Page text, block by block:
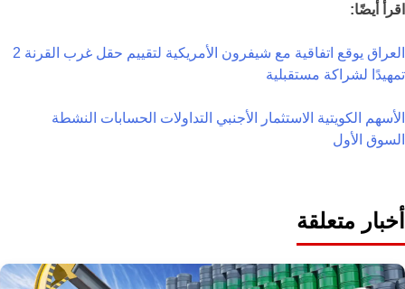
اقرأ أيضًا:
العراق يوقع اتفاقية مع شيفرون الأمريكية لتقييم حقل غرب القرنة 2
تمهيدًا لشراكة مستقبلية
الأسهم الكويتية الاستثمار الأجنبي التداولات الحسابات النشطة
السوق الأول
أخبار متعلقة